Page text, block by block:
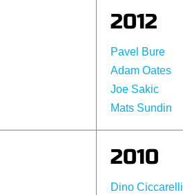
2012
Pavel Bure
Adam Oates
Joe Sakic
Mats Sundin
2010
Dino Ciccarelli